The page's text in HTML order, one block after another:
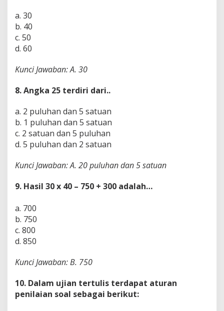
a. 30
b. 40
c. 50
d. 60
Kunci Jawaban: A. 30
8. Angka 25 terdiri dari..
a. 2 puluhan dan 5 satuan
b. 1 puluhan dan 5 satuan
c. 2 satuan dan 5 puluhan
d. 5 puluhan dan 2 satuan
Kunci Jawaban: A. 20 puluhan dan 5 satuan
9. Hasil 30 x 40 – 750 + 300 adalah…
a. 700
b. 750
c. 800
d. 850
Kunci Jawaban: B. 750
10. Dalam ujian tertulis terdapat aturan
penilaian soal sebagai berikut: